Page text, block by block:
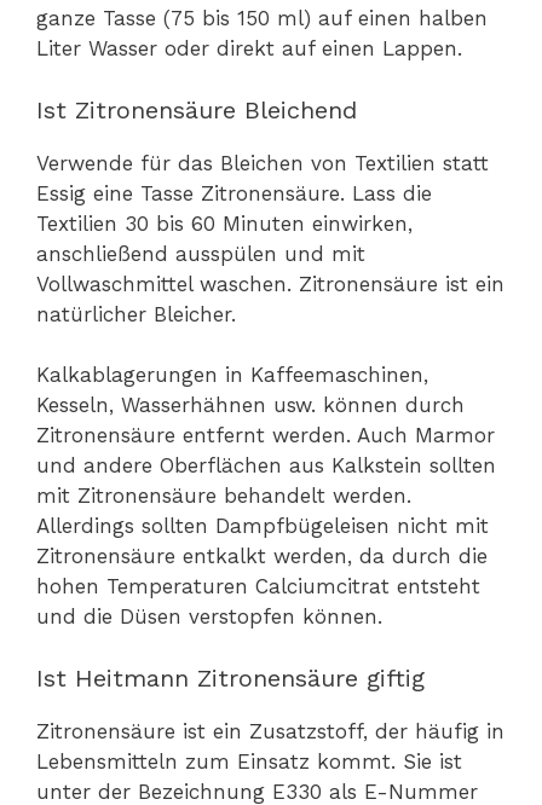
ganze Tasse (75 bis 150 ml) auf einen halben
Liter Wasser oder direkt auf einen Lappen.
Ist Zitronensäure Bleichend
Verwende für das Bleichen von Textilien statt
Essig eine Tasse Zitronensäure. Lass die
Textilien 30 bis 60 Minuten einwirken,
anschließend ausspülen und mit
Vollwaschmittel waschen. Zitronensäure ist ein
natürlicher Bleicher.
Kalkablagerungen in Kaffeemaschinen,
Kesseln, Wasserhähnen usw. können durch
Zitronensäure entfernt werden. Auch Marmor
und andere Oberflächen aus Kalkstein sollten
mit Zitronensäure behandelt werden.
Allerdings sollten Dampfbügeleisen nicht mit
Zitronensäure entkalkt werden, da durch die
hohen Temperaturen Calciumcitrat entsteht
und die Düsen verstopfen können.
Ist Heitmann Zitronensäure giftig
Zitronensäure ist ein Zusatzstoff, der häufig in
Lebensmitteln zum Einsatz kommt. Sie ist
unter der Bezeichnung E330 als E-Nummer